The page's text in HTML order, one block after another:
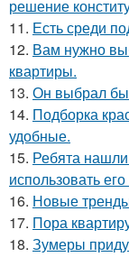
решение
11. Есть среди
12. Вам нужно
квартиры.
13. Он выбрал
14. Подборка
удобные.
15. Ребята
использовать
16. Новые
17. Пора
18. Зумеры